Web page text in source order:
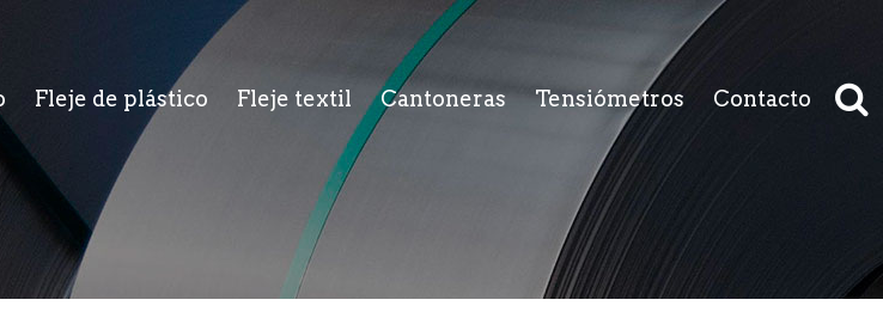
Fleje de plástico Fleje textil Cantoneras Tensiómetros Contacto